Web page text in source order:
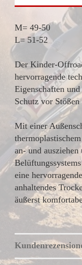
M= 49-50
L= 51-52
Der Kinder-
hervorragende
Eigenschaften
Schutz vor
Mit einer
an- und
eine
anhaltendes
äußerst